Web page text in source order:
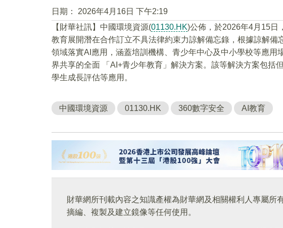
日期：
2026年4月16日 下午2:19
​【財華社訊】中國環境資源(01130.HK)公佈，於2026年4月15日
教育展開潛在合作訂立不具法律約束力諒解備忘錄，根據諒解備
領域落實AI應用，涵蓋培訓機構、青少年中心及中小學校等應用
界共享的全面 「AI+青少年教育」解決方案。該等解決方案包括
學生成長評估等應用。
​中國環境資源 01130.HK 360數字安全 AI教育
財華網所刊載內容之知識產權為財華網及相關權利人專屬所
摘編、複製及建立鏡像等任何使用。